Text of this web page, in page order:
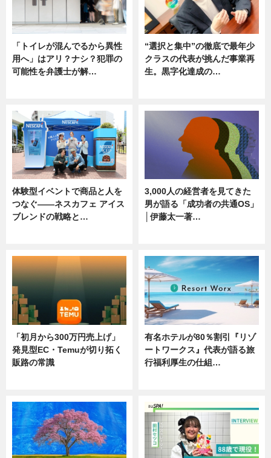
「トイレが混んでるから異性
用へ」はアリ？ナシ？犯罪の
可能性を弁護士が解…
“選択と集中”の徹底で最年少
クラスの代表が挑んだ事業再
生。黒字化達成の…
体験型イベントで商品と人を
つなぐ――ネスカフェ アイス
ブレンドの戦略と…
3,000人の経営者を見てきた
男が語る「成功者の共通OS」
│伊藤太一著…
「初月から300万円売上げ」
発見型EC・Temuが切り拓く
販路の常識
有名ホテルが80％割引『リゾ
ートワークス』代表が語る旅
行福利厚生の仕組…